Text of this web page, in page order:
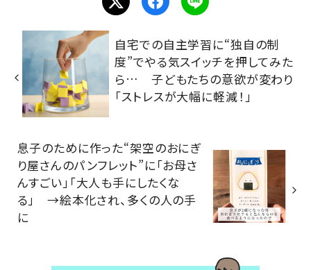
自宅での自主学習に“独自の制
度”でやる気スイッチを押してみた
ら… 子どもたちの意欲が変わり
「ストレスが大幅に軽減！」
息子のために作った“架空のおにぎ
り屋さんのパンフレット”に「お母さ
んすごい」「大人も手にしたくな
る」 →絵本化され、多くの人の手
に